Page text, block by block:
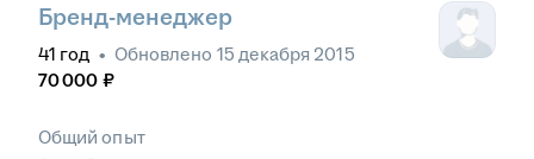
Бренд-менеджер
41 год • Обновлено 15 декабря 2015
70 000 ₽
Общий опыт